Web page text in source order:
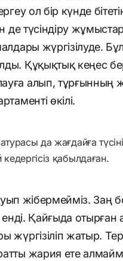
ол бір күнде
де түсіндіру
жүргізілуде.
Құқықтық кеңес
алып, тұрғынның
өкілі.
да жағдайға
қабылдаған.
қуып жібермейміз. Заң
енді. Қайғыда
жүргізіліп жатыр.
жария ете